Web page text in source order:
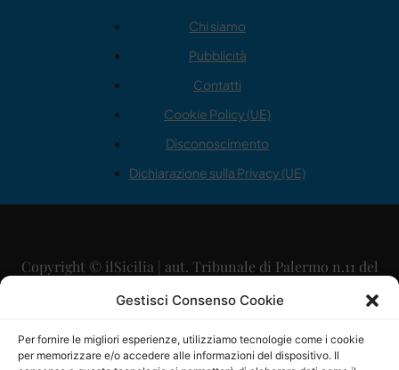
Gestisci Consenso Cookie
Per fornire le migliori esperienze, utilizziamo tecnologie come i cookie
per memorizzare e/o accedere alle informazioni del dispositivo. Il
Chi siamo
Pubblicità
Contatti
Cookie Policy (UE)
Disconoscimento
Dichiarazione sulla Privacy (UE)
Copyright © ilSicilia | aut. Tribunale di Palermo n.11 del
29/09/2015